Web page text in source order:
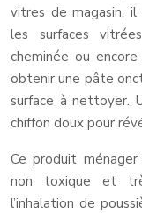
vitres de magasin,
les surfaces
cheminée ou encore
obtenir une pâte
surface à nettoyer.
chiffon doux pour
Ce produit ménager
non toxique et
l’inhalation de